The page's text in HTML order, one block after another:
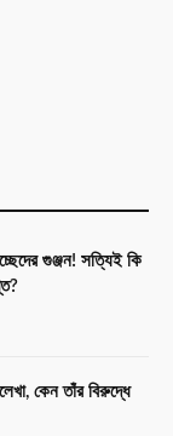
গুঞ্জন! সত্যিই কি
কেন তাঁর বিরুদ্ধে